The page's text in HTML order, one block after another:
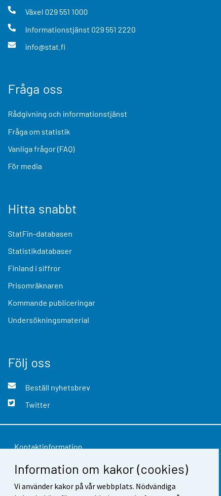
Information om kakor (cookies)
Vi använder kakor på vår webbplats. Nödvändiga
Växel 029 551 1000
Informationstjänst 029 551 2220
info@stat.fi
Fråga oss
Rådgivning och informationstjänst
Fråga om statistik
Vanliga frågor (FAQ)
För media
Hitta snabbt
StatFin-databasen
Statistikdatabaser
Finland i siffror
Prisomräknaren
Kommande publiceringar
Undersökningsmaterial
Följ oss
Beställ nyhetsbrev
Twitter
Kontaktinformation
Respons
Användarvillkor